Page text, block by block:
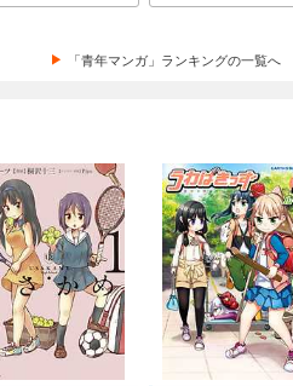
「青年マンガ」ランキングの一覧へ